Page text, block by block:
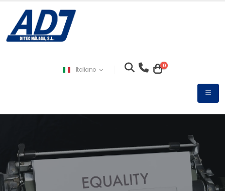
Italiano 0